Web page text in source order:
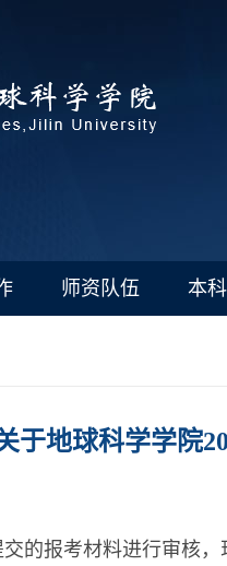
师资队伍 本
于地球科学学院
的报考材料进行审核